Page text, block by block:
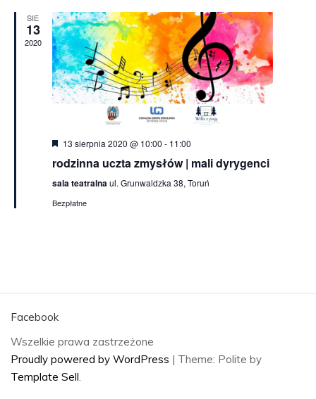
SIE
13
2020
Wyróżnione
13 sierpnia 2020 @ 10:00 - 11:00
rodzinna uczta zmysłów | mali dyrygenci
sala teatralnaul. Grunwaldzka 38, Toruń
Bezpłatne
Facebook
Wszelkie prawa zastrzeżone
Proudly powered by WordPress | Theme: Polite by
Template Sell.